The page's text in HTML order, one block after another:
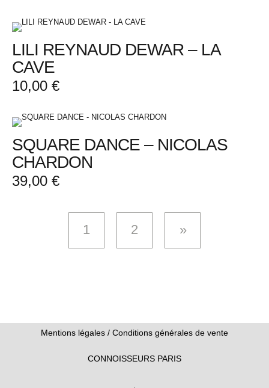
LILI REYNAUD DEWAR – LA
CAVE
10,00 €
SQUARE DANCE – NICOLAS
CHARDON
39,00 €
1 2
Mentions légales / Conditions générales de vente
CONNOISSEURS PARIS